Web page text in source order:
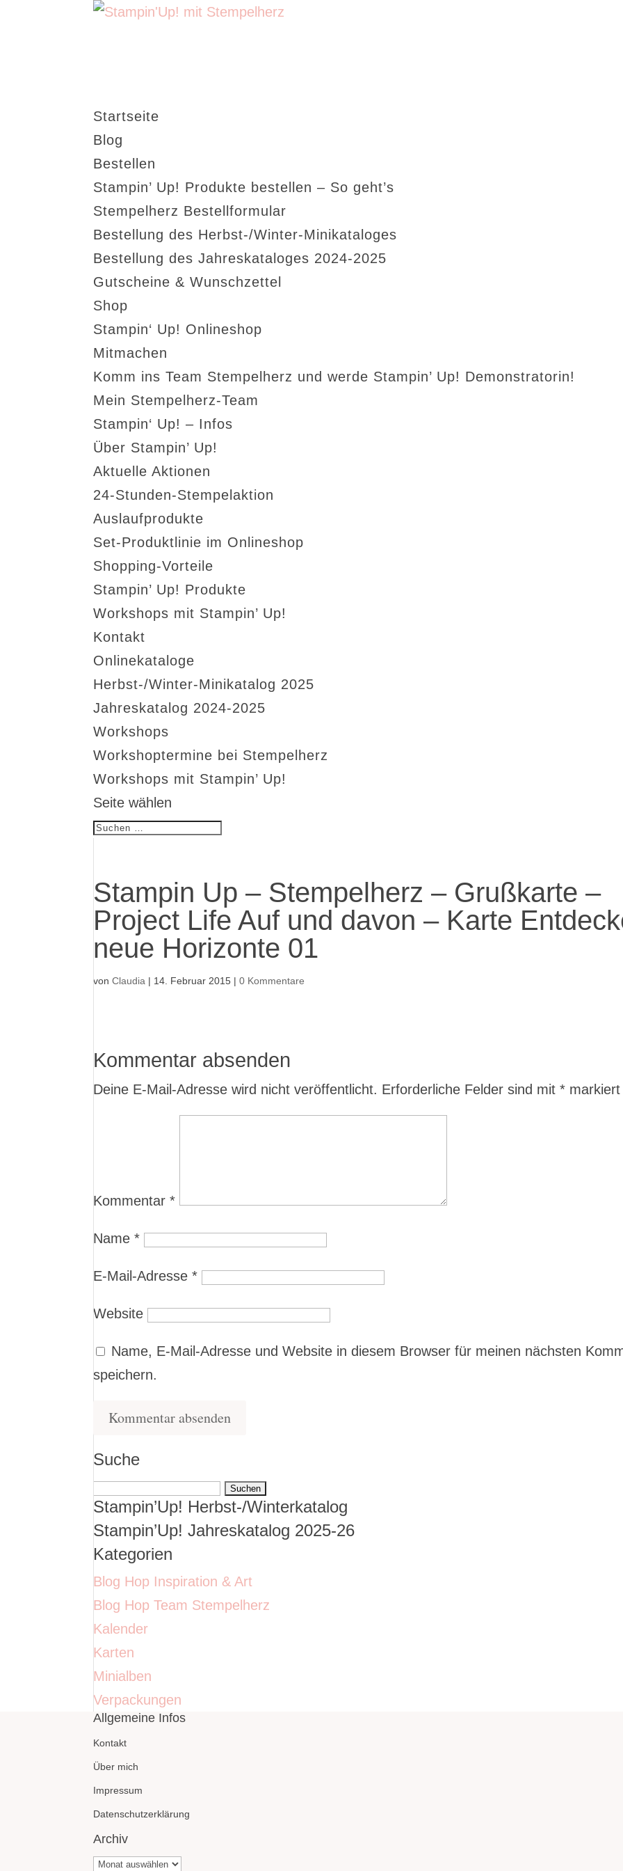
Startseite
Blog
Bestellen
Stampin’ Up! Produkte bestellen – So geht’s
Stempelherz Bestellformular
Bestellung des Herbst-/Winter-Minikataloges
Bestellung des Jahreskataloges 2024-2025
Gutscheine & Wunschzettel
Shop
Stampin‘ Up! Onlineshop
Mitmachen
Komm ins Team Stempelherz und werde Stampin’ Up! Demonstratorin!
Mein Stempelherz-Team
Stampin‘ Up! – Infos
Über Stampin’ Up!
Aktuelle Aktionen
24-Stunden-Stempelaktion
Auslaufprodukte
Set-Produktlinie im Onlineshop
Shopping-Vorteile
Stampin’ Up! Produkte
Workshops mit Stampin’ Up!
Kontakt
Onlinekataloge
Herbst-/Winter-Minikatalog 2025
Jahreskatalog 2024-2025
Workshops
Workshoptermine bei Stempelherz
Workshops mit Stampin’ Up!
Seite wählen
Stampin Up – Stempelherz – Grußkarte –
Project Life Auf und davon – Karte
neue Horizonte 01
vonClaudia | 14. Februar 2015 |0 Kommentare
Kommentar absenden
Deine E-Mail-Adresse wird nicht veröffentlicht. Erforderliche Felder sind mit* markiert
Kommentar*
Name*
E-Mail-Adresse*
Website
Name, E-Mail-Adresse und Website in diesem Browser für meinen nächsten
speichern.
Suche
Suchen
nach:
Stampin’Up! Herbst-/Winterkatalog
Stampin’Up! Jahreskatalog 2025-26
Kategorien
Blog Hop Inspiration & Art
Blog Hop Team Stempelherz
Kalender
Karten
Minialben
Verpackungen
Allgemeine Infos
Kontakt
Über mich
Impressum
Datenschutzerklärung
Archiv
Archiv